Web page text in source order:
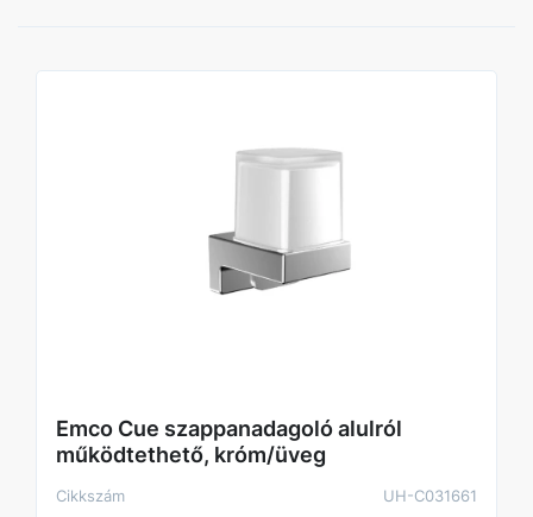
Emco Cue szappanadagoló alulról
működtethető, króm/üveg
Cikkszám
UH-C031661